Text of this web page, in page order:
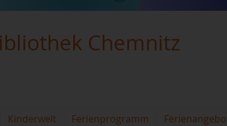
Chemnitz
Kinderwelt Ferienprogramm